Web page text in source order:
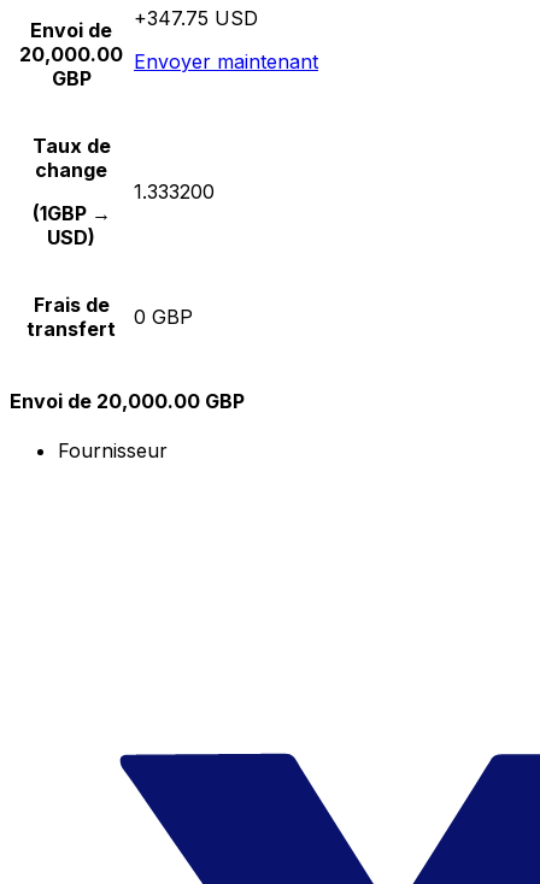
Envoi de
20,000.00
GBP
+347.75 USD
Envoyer maintenant
Taux de
change
(1GBP →
USD)
1.333200
Frais de
transfert
0 GBP
Envoi de 20,000.00 GBP
Fournisseur